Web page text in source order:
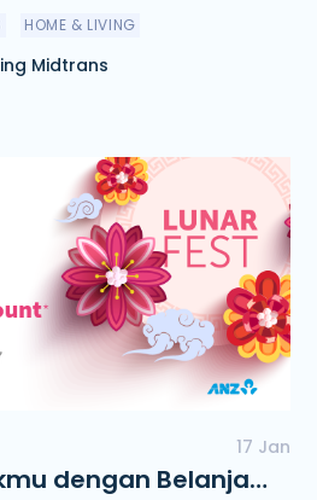
HOME & LIVING
Midtrans
17 Jan
dengan Belanja